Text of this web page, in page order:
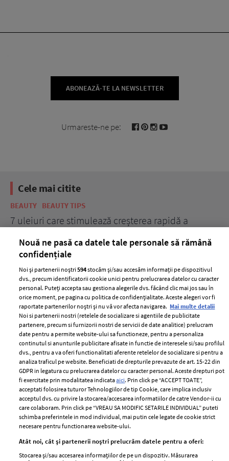
ABONEAZĂ-TE LA NEWSLETTER
Urmareste-ne pe:
Cele mai citite
BEAUTY BEAUTY TIPS
7 uleiuri care stimulează creșterea rapidă a
ELLE Style Awards
2024
Despre ELLE
Romania
Contact
Abonamente
Termeni si conditii
Politica de
confidențialitate
Politica de cookies
Publicitate
GSP
femei
Nouă ne pasă ca datele tale personale să rămână
confidențiale
Noi și partenerii noștri594stocăm și/sau accesăm informații pe dispozitivul
dvs., precum identificatorii cookie unici pentru prelucrarea datelor cu caracter
personal. Puteți accepta sau gestiona alegerile dvs. făcând clic mai jos sau în
orice moment, pe pagina cu politica de confidențialitate. Aceste alegeri vor fi
raportate partenerilor noștri și nu vă vor afecta navigarea. Mai multe detalii
Noi si partenerii nostri (retelele de socializare si agentiile de publicitate
partenere, precum si furnizorii nostri de servicii de date analitice) prelucram
date pentru a permite website-ului sa functioneze, pentru a personaliza
continutul si anunturile publicitare afisate in functie de interesele si/sau profilul
dvs., pentru a va oferi functionalitati aferente retelelor de socializare si pentru a
analiza traficul pe website. Beneficiati de drepturile prevazute de art. 15-22 din
GDPR in legatura cu prelucrarea datelor cu caracter personal. Aceste drepturi pot
fi exercitate prin modalitatea indicataaici. Prin click pe “ACCEPT TOATE”,
acceptati folosirea tuturor Tehnologiilor de tip Cookie, care implica inclusiv
acceptul dvs. cu privire la stocarea/accesarea informatiilor de catre Vendor-ii cu
care colaboram. Prin click pe “VREAU SA MODIFIC SETARILE INDIVIDUAL” puteti
schimba preferintele in mod individual, mai putin cele legate de cookie strict
necesare pentru functionarea website-ului.
Atât noi, cât și partenerii noștri prelucrăm datele pentru a oferi:
Stocarea și/sau accesarea informațiilor de pe un dispozitiv. Măsurarea